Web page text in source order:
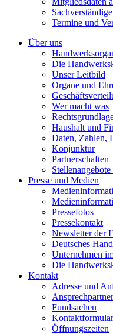
Termine und
Über uns
Die
Unser Leitbild
Organe und
Wer macht was
Haushalt und
Daten, Zahlen,
Konjunktur
Partnerschaften
Presse und Medien
Pressefotos
Pressekontakt
Newsletter der
Deutsches
Unternehmen
Die
Kontakt
Adresse und
Ansprechpartner
Fundsachen
Kontaktformular
Öffnungszeiten